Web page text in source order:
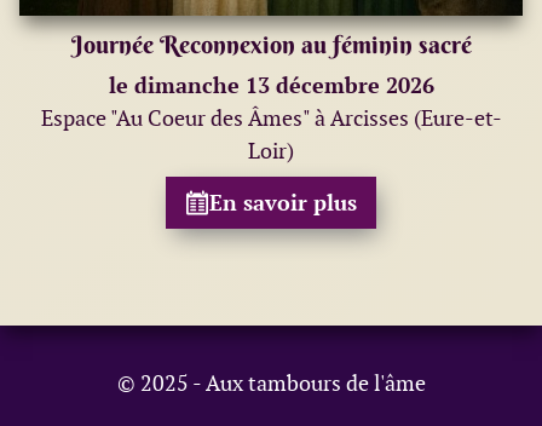
Journée Reconnexion au féminin sacré
le dimanche 13 décembre 2026
Espace "Au Coeur des Âmes" à Arcisses (Eure-et-
Loir)
En savoir plus
© 2025 - Aux tambours de l'âme